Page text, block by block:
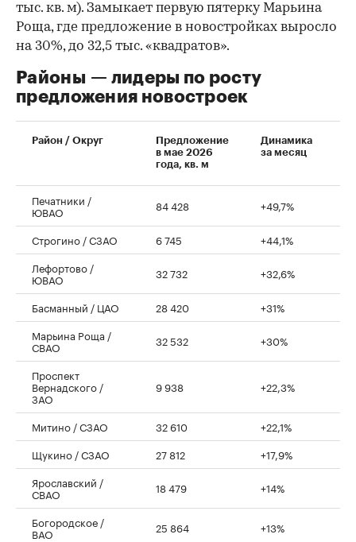
тыс. кв. м). Замыкает первую пятерку Марьина
Роща, где предложение в новостройках выросло
на 30%, до 32,5 тыс. «квадратов».
Районы — лидеры по росту
предложения новостроек
Район / Округ
Предложение
в мае 2026
года, кв. м
Динамика
за месяц
Печатники /
ЮВАО 84 428 +49,7%
Строгино / СЗАО 6 745
+44,1%
Лефортово /
ЮВАО 32 732 +32,6%
Басманный / ЦАО 28 420
+31%
Марьина Роща /
СВАО 32 532 +30%
Проспект
Вернадского /
ЗАО
9 938 +22,3%
Митино / СЗАО 32 610
+22,1%
Щукино / СЗАО
27 812
+17,9%
Ярославский /
СВАО 18 479 +14%
Богородское /
ВАО 25 864 +13%